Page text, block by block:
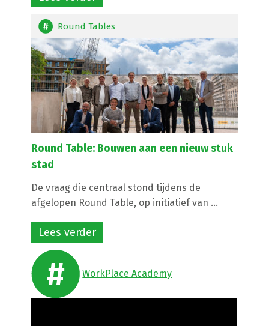
Round Tables
Round Table: Bouwen aan een nieuw stuk
stad
De vraag die centraal stond tijdens de
afgelopen Round Table, op initiatief van ...
Lees verder
WorkPlace Academy